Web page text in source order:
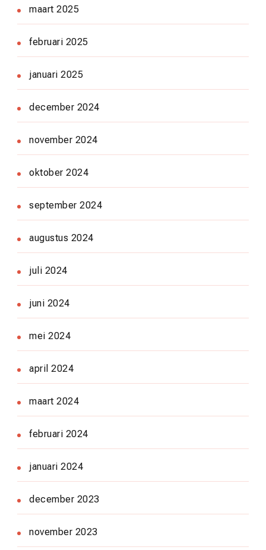
maart 2025
februari 2025
januari 2025
december 2024
november 2024
oktober 2024
september 2024
augustus 2024
juli 2024
juni 2024
mei 2024
april 2024
maart 2024
februari 2024
januari 2024
december 2023
november 2023